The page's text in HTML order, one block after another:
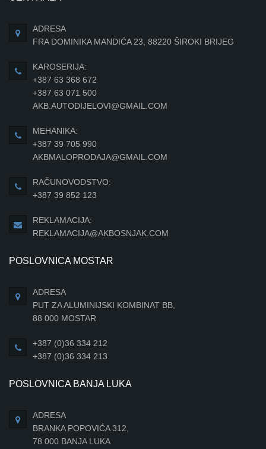
ADRESA
FRA DOMINIKA MANDIĆA 23, 88220 ŠIROKI BRIJEG
KAROSERIJA:
+387 63 368 672
+387 63 071 500
AKB.AUTODIJELOVI@GMAIL.COM
MEHANIKA:
+387 39 705 990
AKBMALOPRODAJA@GMAIL.COM
RAČUNOVODSTVO:
+387 39 852 123
REKLAMACIJA:
REKLAMACIJA@AKBOSNJAK.COM
POSLOVNICA MOSTAR
ADRESA
PUT ZA ALUMINIJSKI KOMBINAT BB,
88 000 MOSTAR
+387 (0)36 334 212
+387 (0)36 334 213
POSLOVNICA BANJA LUKA
ADRESA
BRANKA POPOVIĆA 312,
78 000 BANJA LUKA